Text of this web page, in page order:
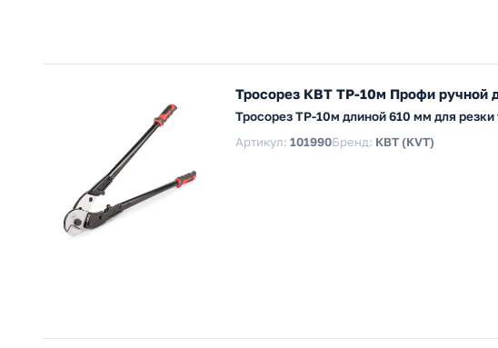
Тросорез КВТ ТР-10м Профи ручной
Тросорез ТР-10м длиной 610 мм для резки
Артикул: 101990Бренд: КВТ (KVT)